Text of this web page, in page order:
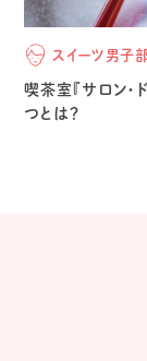
スイーツ男子
喫茶室『サロン・
つとは？